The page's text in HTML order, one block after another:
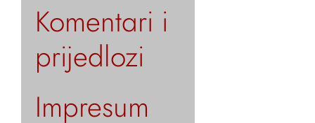
Komentari i
prijedlozi
Impresum